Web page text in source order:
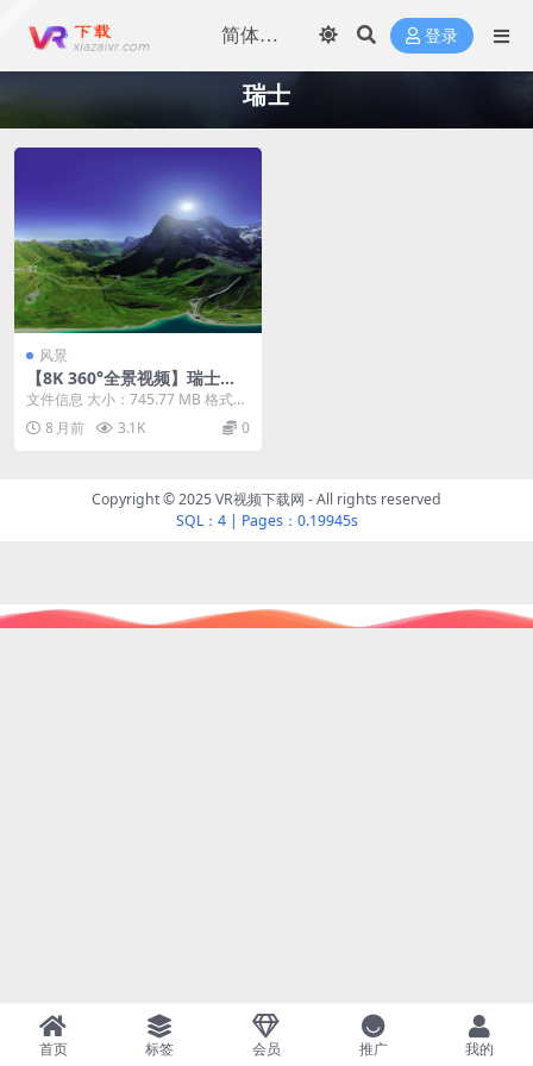
登录
瑞士
风景
【8K 360°全景视频】瑞士劳
特布龙嫩瀑布和山峰的山谷
文件信息 大小：745.77 MB 格式：
mkv 时长：05:01 视频信息 ...
8 月前 3.1K 0
Copyright © 2025 VR视频下载网 - All rights reserved
SQL：4| Pages：0.19945s
首页 标签 会员 推广 我的